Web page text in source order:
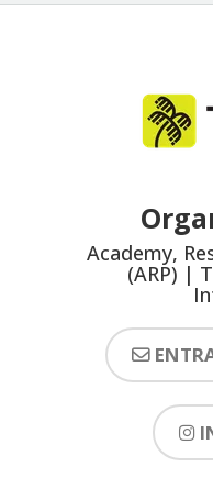
Academy,
(ARP) |